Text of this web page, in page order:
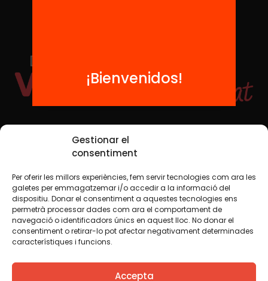
Gestionar el
consentiment
Per oferir les millors experiències, fem servir tecnologies com ara les
galetes per emmagatzemar i/o accedir a la informació del
dispositiu. Donar el consentiment a aquestes tecnologies ens
permetrà processar dades com ara el comportament de
navegació o identificadors únics en aquest lloc. No donar el
consentiment o retirar-lo pot afectar negativament determinades
característiques i funcions.
Accepta
Redes sociales
TWT YTB IG FB IN
Aviso legalPolítica de cookies
Creemos que el conocimiento debe compartirse. Por eso
utilizamos una licencia Creative Commons, salvo que en
¡Bienvenidos!